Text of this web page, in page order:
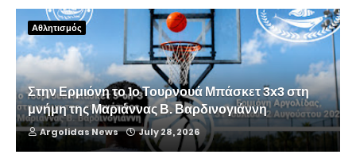
Αθλητισμός
Στην Ερμιόνη το 1ο Τουρνουά Μπάσκετ 3x3 στη
μνήμη της Μαριάννας Β. Βαρδινογιάννη
Argolidas News July 28, 2026